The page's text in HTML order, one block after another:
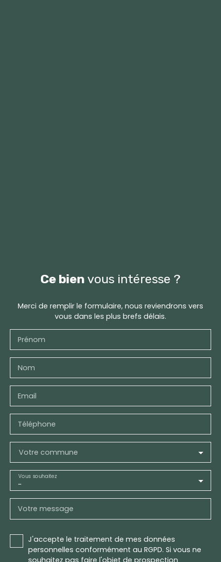
Ce bien vous intéresse ?
Merci de remplir le formulaire, nous reviendrons vers
vous dans les plus brefs délais.
Prénom
Nom
Email
Téléphone
Votre commune
-
Vous souhaitez
Votre message
J'accepte le traitement de mes données
personnelles conformément au RGPD. Si vous ne
souhaitez pas faire l'objet de prospection